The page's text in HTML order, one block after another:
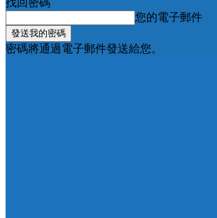
找回密碼
您的電子郵件
密碼將通過電子郵件發送給您。